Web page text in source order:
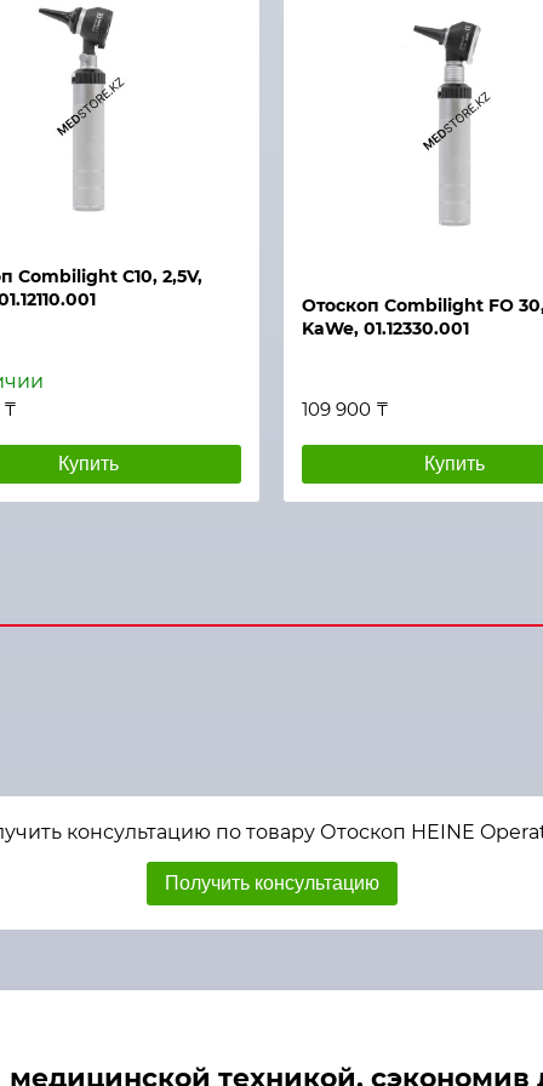
Combilight C10, 2,5V,
₸
Купить
Отоскоп Combilight FO
KaWe, 01.12330.001
109 900 ₸
Купить
консультацию по товару Отоскоп HEINE
Получить консультацию
техникой, сэкономив